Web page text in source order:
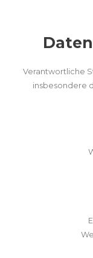
Verantwortliche
insbesondere